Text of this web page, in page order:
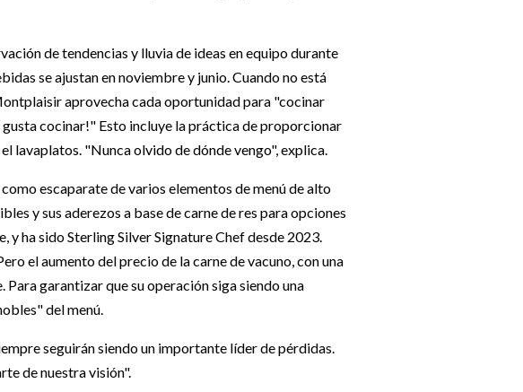
de tendencias y lluvia de ideas en equipo durante
se ajustan en noviembre y junio. Cuando no está
aprovecha cada oportunidad para "cocinar
gusta cocinar!" Esto incluye la práctica de proporcionar
lavaplatos. "Nunca olvido de dónde vengo", explica.
escaparate de varios elementos de menú de alto
y sus aderezos a base de carne de res para opciones
ha sido Sterling Silver Signature Chef desde 2023.
el aumento del precio de la carne de vacuno, con una
garantizar que su operación siga siendo una
del menú.
seguirán siendo un importante líder de pérdidas.
de nuestra visión".